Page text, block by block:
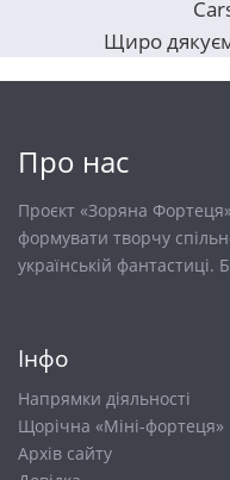
Щиро
Про нас
Проєкт «Зоряна
формувати творчу
українській фантастиці.
Інфо
Напрямки діяльності
Щорічна «Міні-фортеця»
Архів сайту